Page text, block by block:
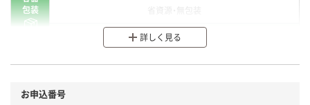
包装
分別・リサイクルしやすい設計
本体
詳しく見る
お申込番号